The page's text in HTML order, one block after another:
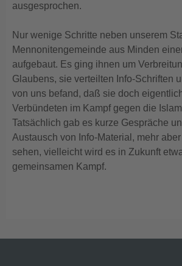
ausgesprochen.
Nur wenige Schritte neben unserem
Mennonitengemeinde aus Minden
aufgebaut. Es ging ihnen um
Glaubens, sie verteilten Info-Schriften
von uns befand, daß sie doch
Verbündeten im Kampf gegen die
Tatsächlich gab es kurze Gespräche
Austausch von Info-Material, mehr aber
sehen, vielleicht wird es in Zukunft
gemeinsamen Kampf.